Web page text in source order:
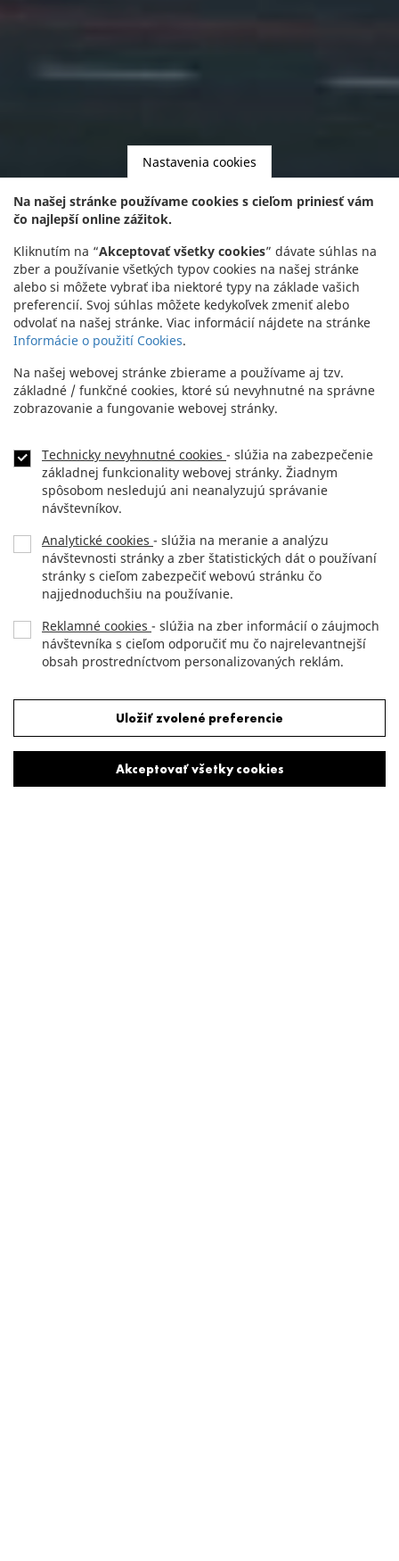
Nastavenia cookies
Na našej stránke používame cookies s cieľom priniesť vám
čo najlepší online zážitok.
Kliknutím na “Akceptovať všetky cookies” dávate súhlas na
zber a používanie všetkých typov cookies na našej stránke
alebo si môžete vybrať iba niektoré typy na základe vašich
preferencií. Svoj súhlas môžete kedykoľvek zmeniť alebo
odvolať na našej stránke. Viac informácií nájdete na stránke
Informácie o použití Cookies.
Na našej webovej stránke zbierame a používame aj tzv.
základné / funkčné cookies, ktoré sú nevyhnutné na správne
zobrazovanie a fungovanie webovej stránky.
Technicky nevyhnutné cookies - slúžia na zabezpečenie
základnej funkcionality webovej stránky. Žiadnym
spôsobom nesledujú ani neanalyzujú správanie
návštevníkov.
Analytické cookies - slúžia na meranie a analýzu
návštevnosti stránky a zber štatistických dát o používaní
stránky s cieľom zabezpečiť webovú stránku čo
najjednoduchšiu na používanie.
Reklamné cookies - slúžia na zber informácií o záujmoch
návštevníka s cieľom odporučiť mu čo najrelevantnejší
obsah prostredníctvom personalizovaných reklám.
Uložiť zvolené preferencie
Akceptovať všetky cookies
Odmietnuť všetky cookies